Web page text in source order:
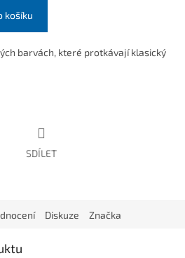
košíku
barvách, které protkávají klasický
SDÍLET
Diskuze Značka